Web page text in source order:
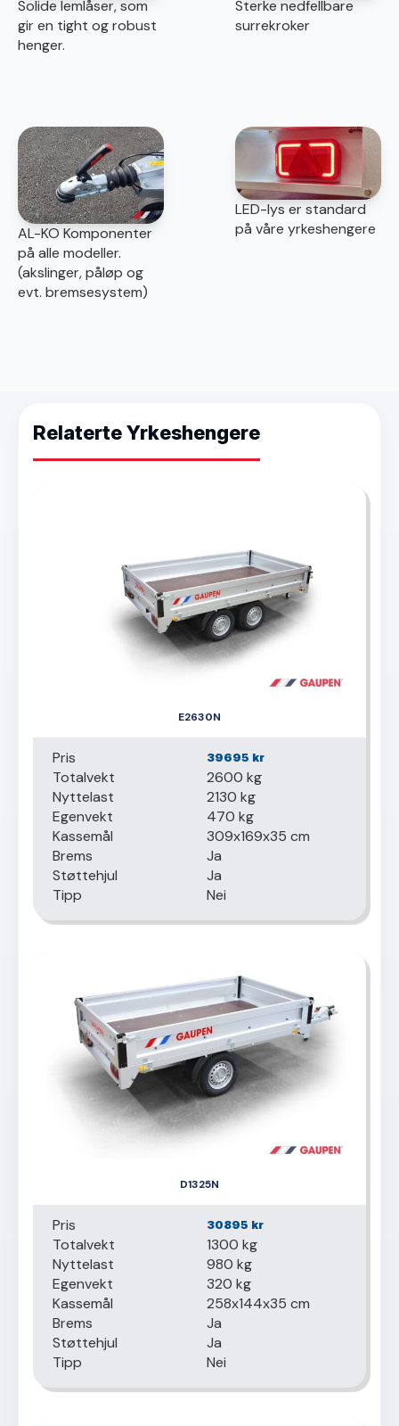
Solide lemlåser, som
gir en tight og robust
henger.
Sterke nedfellbare
surrekroker
AL-KO Komponenter
på alle modeller.
(akslinger, påløp og
evt. bremsesystem)
LED-lys er standard
på våre yrkeshengere
Relaterte Yrkeshengere
E2630N
Pris 39695 kr
Totalvekt
2600 kg
Nyttelast
2130 kg
Egenvekt
470 kg
Kassemål
309x169x35 cm
Brems
Ja
Støttehjul
Ja
Tipp
Nei
D1325N
Pris 30895 kr
Totalvekt
1300 kg
Nyttelast
980 kg
Egenvekt
320 kg
Kassemål
258x144x35 cm
Brems
Ja
Støttehjul
Ja
Tipp
Nei